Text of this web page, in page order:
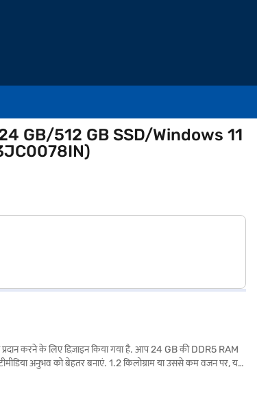
GB/512 GB SSD/Windows 11
करने के लिए डिज़ाइन किया गया है. आप 24 GB की DDR5 RAM
अनुभव को बेहतर बनाएं. 1.2 किलोग्राम या उससे कम वजन पर, यह